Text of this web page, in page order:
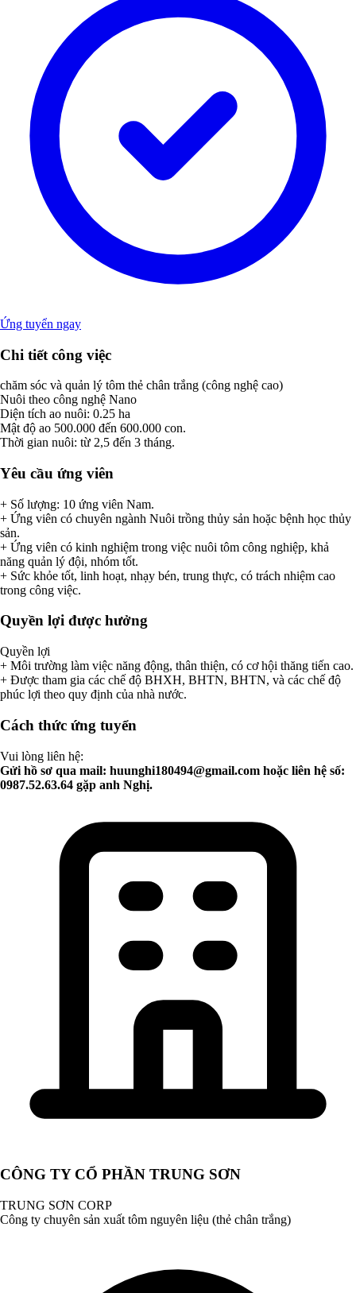
Ứng tuyển ngay
Chi tiết công việc
chăm sóc và quản lý tôm thẻ chân trắng (công nghệ cao)
Nuôi theo công nghệ Nano
Diện tích ao nuôi: 0.25 ha
Mật độ ao 500.000 đến 600.000 con.
Thời gian nuôi: từ 2,5 đến 3 tháng.
Yêu cầu ứng viên
+ Số lượng: 10 ứng viên Nam.
+ Ứng viên có chuyên ngành Nuôi trồng thủy sản hoặc bệnh học thủy
sản.
+ Ứng viên có kinh nghiệm trong việc nuôi tôm công nghiệp, khả
năng quản lý đội, nhóm tốt.
+ Sức khỏe tốt, linh hoạt, nhạy bén, trung thực, có trách nhiệm cao
trong công việc.
Quyền lợi được hưởng
Quyền lợi
+ Môi trường làm việc năng động, thân thiện, có cơ hội thăng tiến cao.
+ Được tham gia các chế độ BHXH, BHTN, BHTN, và các chế độ
phúc lợi theo quy định của nhà nước.
Cách thức ứng tuyển
Vui lòng liên hệ:
Gửi hồ sơ qua mail: huunghi180494@gmail.com hoặc liên hệ số:
0987.52.63.64 gặp anh Nghị.
CÔNG TY CỔ PHẦN TRUNG SƠN
TRUNG SƠN CORP
Công ty chuyên sản xuất tôm nguyên liệu (thẻ chân trắng)